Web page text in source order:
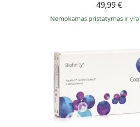
49,99 €
Nemokamas pristatymas ir yra